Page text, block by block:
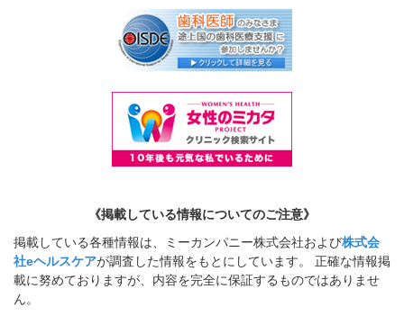
《掲載している情報についてのご注意》
掲載している各種情報は、ミーカンパニー株式会社および株式会
社eヘルスケアが調査した情報をもとにしています。 正確な情報掲
載に努めておりますが、内容を完全に保証するものではありませ
ん。